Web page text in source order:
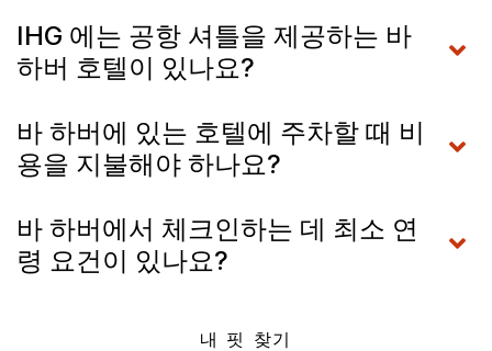
IHG 에는 공항 셔틀을 제공하는 바
하버 호텔이 있나요?
바 하버에 있는 호텔에 주차할 때 비
용을 지불해야 하나요?
바 하버에서 체크인하는 데 최소 연
령 요건이 있나요?
내 핏 찾기